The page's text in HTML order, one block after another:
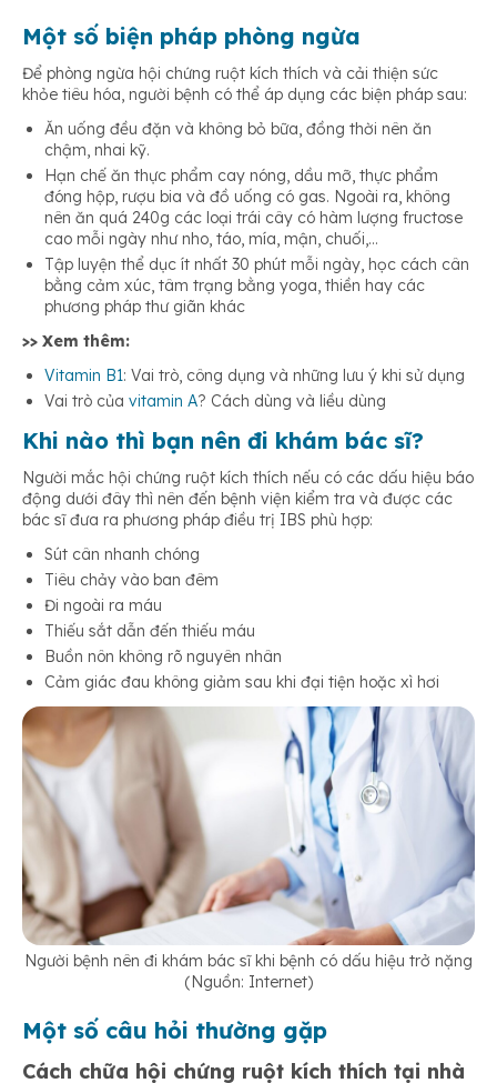
Một số biện pháp phòng ngừa
Để phòng ngừa hội chứng ruột kích thích và cải thiện sức
khỏe tiêu hóa, người bệnh có thể áp dụng các biện pháp sau:
Ăn uống đều đặn và không bỏ bữa, đồng thời nên ăn
chậm, nhai kỹ.
Hạn chế ăn thực phẩm cay nóng, dầu mỡ, thực phẩm
đóng hộp, rượu bia và đồ uống có gas. Ngoài ra, không
nên ăn quá 240g các loại trái cây có hàm lượng fructose
cao mỗi ngày như nho, táo, mía, mận, chuối,…
Tập luyện thể dục ít nhất 30 phút mỗi ngày, học cách cân
bằng cảm xúc, tâm trạng bằng yoga, thiền hay các
phương pháp thư giãn khác
>> Xem thêm:
Vitamin B1: Vai trò, công dụng và những lưu ý khi sử dụng
Vai trò của vitamin A? Cách dùng và liều dùng
Khi nào thì bạn nên đi khám bác sĩ?
Người mắc hội chứng ruột kích thích nếu có các dấu hiệu báo
động dưới đây thì nên đến bệnh viện kiểm tra và được các
bác sĩ đưa ra phương pháp điều trị IBS phù hợp:
Sút cân nhanh chóng
Tiêu chảy vào ban đêm
Đi ngoài ra máu
Thiếu sắt dẫn đến thiếu máu
Buồn nôn không rõ nguyên nhân
Cảm giác đau không giảm sau khi đại tiện hoặc xì hơi
Người bệnh nên đi khám bác sĩ khi bệnh có dấu hiệu trở nặng
(Nguồn: Internet)
Một số câu hỏi thường gặp
Cách chữa hội chứng ruột kích thích tại nhà